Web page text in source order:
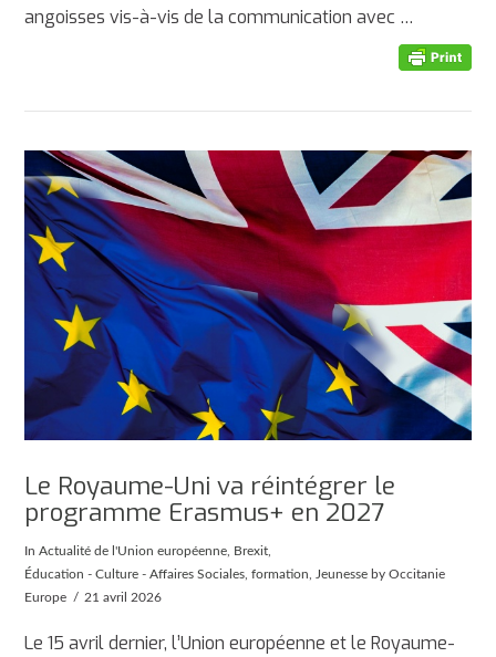
angoisses vis-à-vis de la communication avec …
Le Royaume-Uni va réintégrer le
programme Erasmus+ en 2027
InActualité de l'Union européenne Brexit
Éducation - Culture - Affaires Sociales ,formation Jeunesse by Occitanie
Europe
21 avril 2026
Le 15 avril dernier, l’Union européenne et le Royaume-